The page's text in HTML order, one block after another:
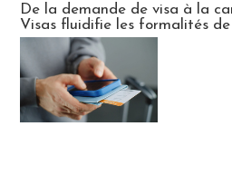
De la demande de visa à la
Visas fluidifie les formalités